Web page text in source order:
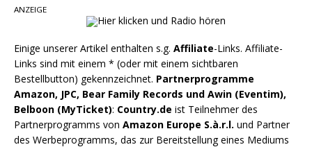
ANZEIGE
Einige unserer Artikel enthalten s.g. Affiliate-Links. Affiliate-
Links sind mit einem * (oder mit einem sichtbaren
Bestellbutton) gekennzeichnet. Partnerprogramme
Amazon, JPC, Bear Family Records und Awin (Eventim),
Belboon (MyTicket): Country.de ist Teilnehmer des
Partnerprogramms von Amazon Europe S.à.r.l. und Partner
des Werbeprogramms, das zur Bereitstellung eines Mediums